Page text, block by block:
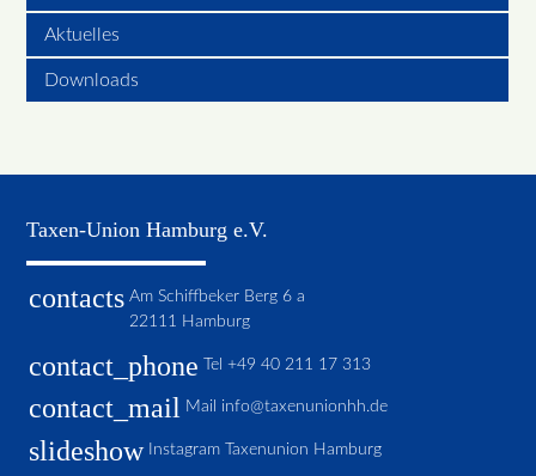
Aktuelles
Downloads
Taxen-Union Hamburg e.V.
contacts Am Schiffbeker Berg 6 a
22111 Hamburg
contact_phone Tel+49 40 211 17 313
contact_mail Mail info@taxenunionhh.de
slideshow Instagram Taxenunion Hamburg